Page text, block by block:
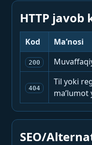
HTTP javob
Kod Ma’nosi
200
404
Til yoki
ma’lumot
SEO/